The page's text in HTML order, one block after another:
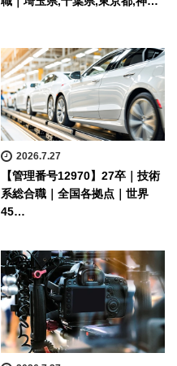
2026.7.27
【管理番号12970】27卒｜技術
系総合職｜全国各拠点｜世界
45…